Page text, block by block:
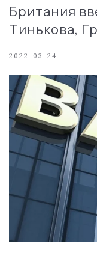
Британия
Тинькова,
2022-03-24